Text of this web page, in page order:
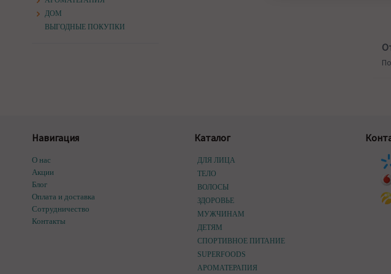
ДОМ
ВЫГОДНЫЕ ПОКУПКИ
Навигация
О нас
Акции
Блог
Оплата и доставка
Сотрудничество
Контакты
Каталог
ДЛЯ ЛИЦА
ТЕЛО
ВОЛОСЫ
ЗДОРОВЬЕ
МУЖЧИНАМ
ДЕТЯМ
СПОРТИВНОЕ ПИТАНИЕ
SUPERFOODS
АРОМАТЕРАПИЯ